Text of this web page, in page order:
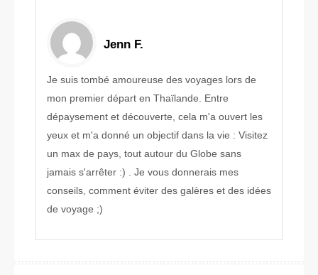
Jenn F.
Je suis tombé amoureuse des voyages lors de
mon premier départ en Thaïlande. Entre
dépaysement et découverte, cela m'a ouvert les
yeux et m'a donné un objectif dans la vie : Visitez
un max de pays, tout autour du Globe sans
jamais s'arrêter :) . Je vous donnerais mes
conseils, comment éviter des galères et des idées
de voyage ;)